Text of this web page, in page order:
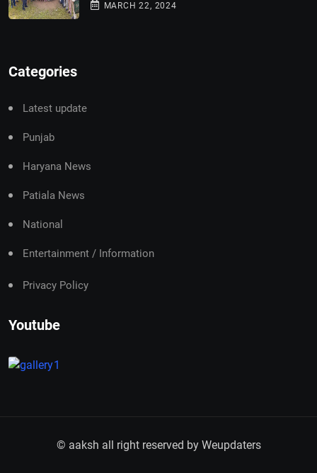
MARCH 22, 2024
Categories
Latest update
Punjab
Haryana News
Patiala News
National
Entertainment / Information
Privacy Policy
Youtube
© aaksh all right reserved by Weupdaters